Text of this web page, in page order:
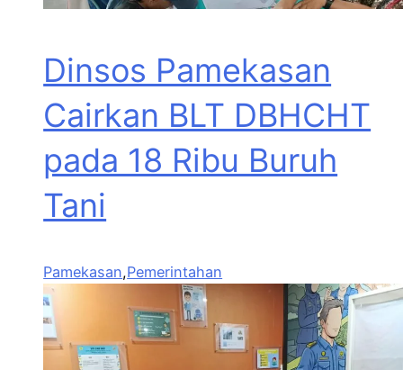
Dinsos Pamekasan
Cairkan BLT DBHCHT
pada 18 Ribu Buruh
Tani
Pamekasan,Pemerintahan